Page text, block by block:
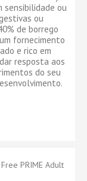
sensibilidade ou
ou
de borrego
fornecimento
e rico em
resposta aos
do seu
PRIME Adult